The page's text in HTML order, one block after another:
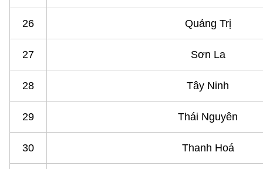
26 Quảng Trị
27 Sơn La
28 Tây Ninh
29 Thái Nguyên
30 Thanh Hoá